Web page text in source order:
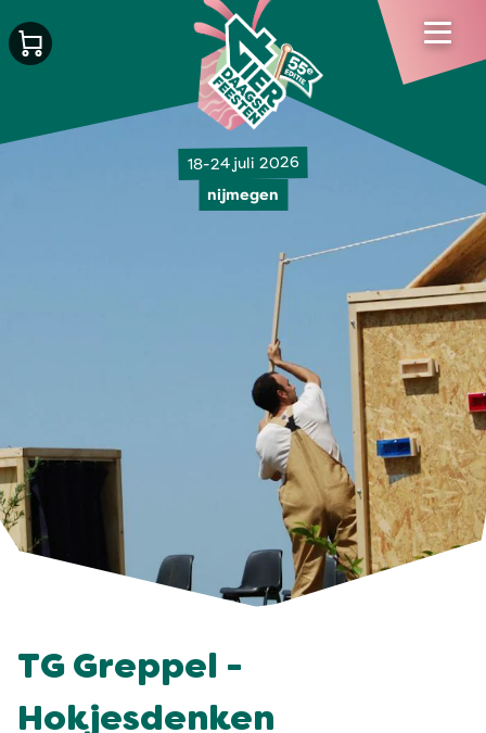
18-24 juli 2026
nijmegen
TG Greppel -
Hokjesdenken